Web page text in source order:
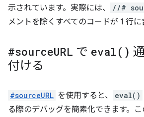
示されています。実際には、
//#
メントを除くすべてのコードが 1 行に
#sourceURL で eval( )
付ける
#sourceURL を使用すると、 eval()
る際のデバッグを簡素化できます。